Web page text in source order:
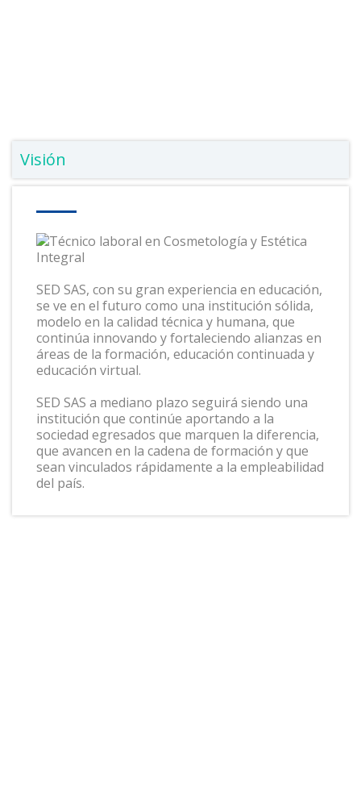
Visión
SED SAS, con su gran experiencia en educación,
se ve en el futuro como una institución sólida,
modelo en la calidad técnica y humana, que
continúa innovando y fortaleciendo alianzas en
áreas de la formación, educación continuada y
educación virtual.
SED SAS a mediano plazo seguirá siendo una
institución que continúe aportando a la
sociedad egresados que marquen la diferencia,
que avancen en la cadena de formación y que
sean vinculados rápidamente a la empleabilidad
del país.